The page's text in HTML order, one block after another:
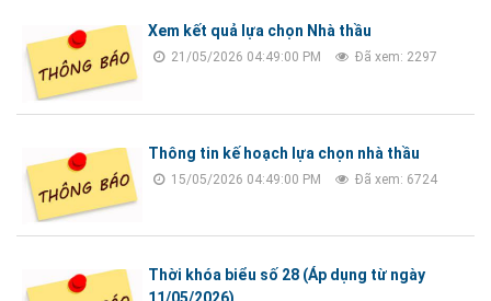
Xem kết quả lựa chọn Nhà thầu
21/05/2026 04:49:00 PM Đã xem: 2297
Thông tin kế hoạch lựa chọn nhà thầu
15/05/2026 04:49:00 PM Đã xem: 6724
Thời khóa biểu số 28 (Áp dụng từ ngày